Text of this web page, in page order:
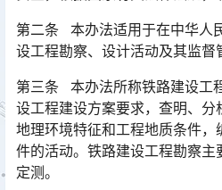
第二条 本办法适用于在中华人
设工程勘察、设计活动及其监督
第三条 本办法所称铁路建设工
设工程建设方案要求，查明、
地理环境特征和工程地质条件
件的活动。铁路建设工程勘察
定测。󠅅󠅃󠄵󠅂󠄪󠇖󠆨󠆨󠇕󠆞󠆒󠅬󠇘󠆭󠆘󠇙󠆝󠅵󠇗󠆭󠆁󠄐󠇗󠅹󠅸󠇖󠆍󠅳󠇖󠅹󠅰󠇖󠆌󠅹